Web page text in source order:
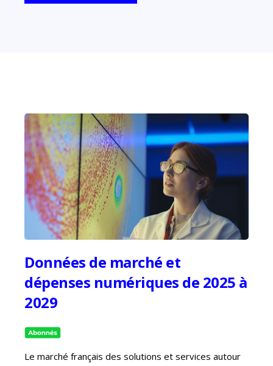
Données de marché et
dépenses numériques de 2025 à
2029
Le marché français des solutions et services autour